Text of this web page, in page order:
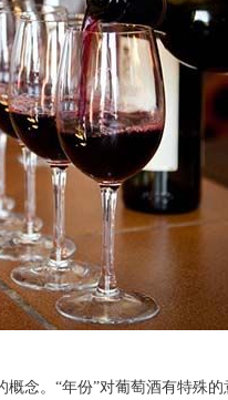
念。“年份”对葡萄酒有特殊的